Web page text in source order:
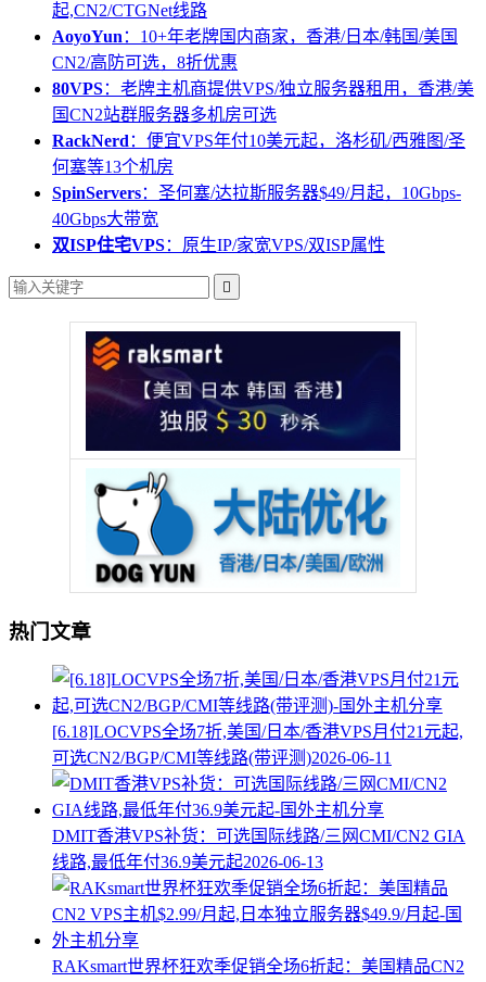
起,CN2/CTGNet线路
AoyoYun ：10+年老牌国内商家，香港/日本/韩国/美国
CN2/高防可选，8折优惠
80VPS：老牌主机商提供VPS/独立服务器租用，香港/美
国CN2站群服务器多机房可选
RackNerd ：便宜VPS年付10美元起，洛杉矶/西雅图/圣
何塞等13个机房
SpinServers：圣何塞/达拉斯服务器$49/月起，10Gbps-
40Gbps大带宽
双ISP住宅VPS：原生IP/家宽VPS/双ISP属性

热门文章
[6.18]LOCVPS全场7折,美国/日本/香港VPS月付21元起,
可选CN2/BGP/CMI等线路(带评测)2026-06-11
DMIT香港VPS补货：可选国际线路/三网CMI/CN2 GIA
线路,最低年付36.9美元起2026-06-13
RAKsmart世界杯狂欢季促销全场6折起：美国精品CN2